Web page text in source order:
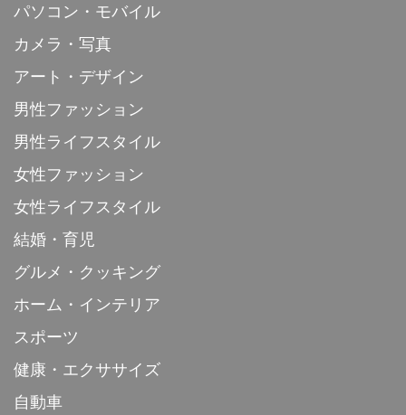
パソコン・モバイル
カメラ・写真
アート・デザイン
男性ファッション
男性ライフスタイル
女性ファッション
女性ライフスタイル
結婚・育児
グルメ・クッキング
ホーム・インテリア
スポーツ
健康・エクササイズ
自動車